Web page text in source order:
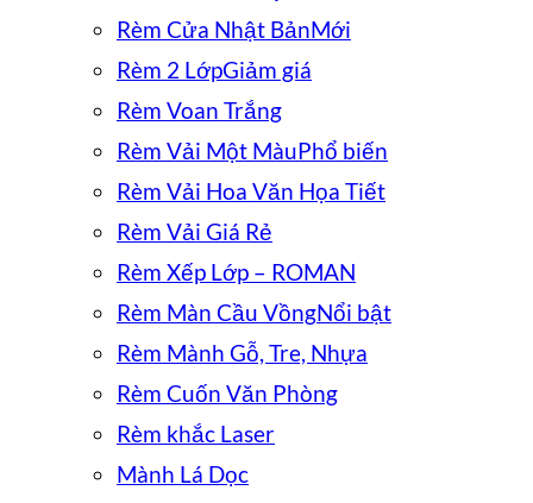
Rèm Cửa Nhật Bản
Rèm 2 Lớp
Rèm Voan Trắng
Rèm Vải Một Màu
Rèm Vải Hoa Văn Họa Tiết
Rèm Vải Giá Rẻ
Rèm Xếp Lớp – ROMAN
Rèm Màn Cầu Vồng
Rèm Mành Gỗ, Tre, Nhựa
Rèm Cuốn Văn Phòng
Rèm khắc Laser
Mành Lá Dọc